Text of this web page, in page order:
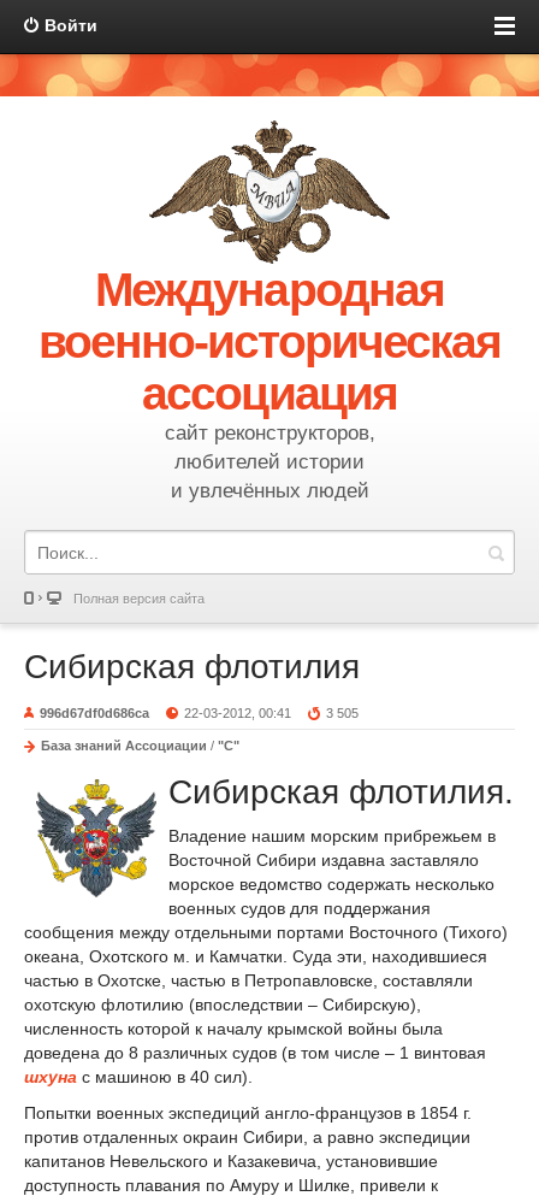
Войти
Международная
военно-историческая
ассоциация
сайт реконструкторов,
любителей истории
и увлечённых людей
Полная версия сайта
Сибирская флотилия
996d67df0d686ca 22-03-2012, 00:41 3 505
База знаний Ассоциации / "С"
Сибирская флотилия.
Владение нашим морским прибрежьем в
Восточной Сибири издавна заставляло
морское ведомство содержать несколько
военных судов для поддержания
сообщения между отдельными портами Восточного (Тихого)
океана, Охотского м. и Камчатки. Суда эти, находившиеся
частью в Охотске, частью в Петропавловске, составляли
охотскую флотилию (впоследствии – Сибирскую),
численность которой к началу крымской войны была
доведена до 8 различных судов (в том числе – 1 винтовая
шхуна с машиною в 40 сил).
Попытки военных экспедиций англо-французов в 1854 г.
против отдаленных окраин Сибири, а равно экспедиции
капитанов Невельского и Казакевича, установившие
доступность плавания по Амуру и Шилке, привели к